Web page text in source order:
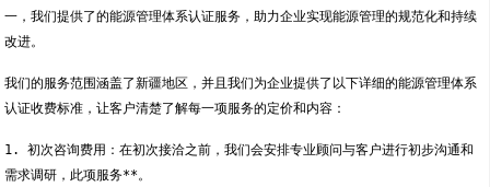
一，我们提供了的能源管理体系认证服务，助力企业实现能源管理的规范化和持续
改进。
我们的服务范围涵盖了新疆地区，并且我们为企业提供了以下详细的能源管理体系
认证收费标准，让客户清楚了解每一项服务的定价和内容：
1. 初次咨询费用：在初次接洽之前，我们会安排专业顾问与客户进行初步沟通和
需求调研，此项服务**。